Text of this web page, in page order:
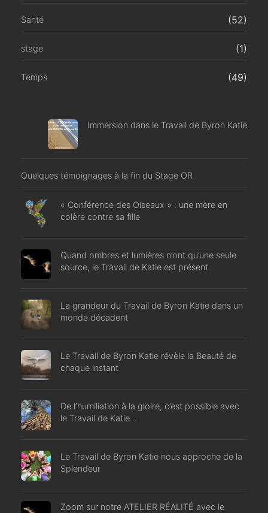
Santé (52)
stage (1)
Temps (49)
Immersion dans le Travail de Byron Katie
Quelques témoignages à la fin du Stage OR
« Conférence des Oiseaux » : une mère en
colère contre sa fille
Quand ombres et lumières n’ont qu’une seule
source, le Travail de Katie est présent.
La grandeur du Travail de Byron Katie dans un
monde décadent
Le Travail de Byron Katie révèle la Beauté de
chaque instant
De l’humiliation à la gloire, c’est possible avec
le Travail de Katie…
Le Travail de Byron Katie nous approche de la
Splendeur
Zoom sur notre ATELIER RÉALITÉ avec le